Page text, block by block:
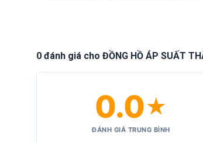
0 đánh giá cho ĐỒNG HỒ ÁP SUẤT
0.0★
ĐÁNH GIÁ TRUNG BÌNH